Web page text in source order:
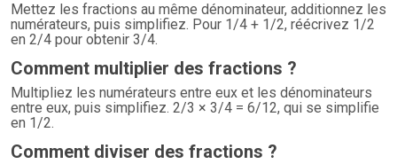
Mettez les fractions au même dénominateur, additionnez les
numérateurs, puis simplifiez. Pour 1/4 + 1/2, réécrivez 1/2
en 2/4 pour obtenir 3/4.
Comment multiplier des fractions ?
Multipliez les numérateurs entre eux et les dénominateurs
entre eux, puis simplifiez. 2/3 × 3/4 = 6/12, qui se simplifie
en 1/2.
Comment diviser des fractions ?